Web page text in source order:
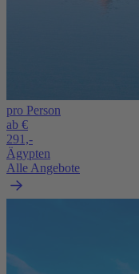
pro Person
ab €
291,-
Ägypten
Alle Angebote